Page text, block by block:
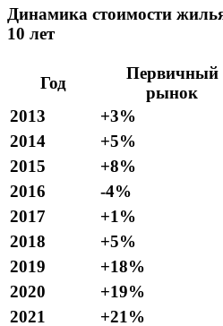
Динамика стоимости
10 лет
Год
Первичный
рынок
2013
+3%
2014
+5%
2015
+8%
2016
-4%
2017
+1%
2018
+5%
2019
+18%
2020
+19%
2021
+21%